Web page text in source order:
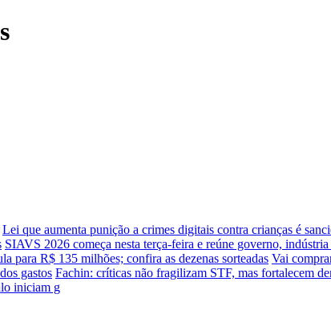
Lei que aumenta punição a crimes digitais contra crianças é
SIAVS 2026 começa nesta terça-feira e reúne governo,
para R$ 135 milhões; confira as dezenas sorteadas Vai
gastos Fachin: críticas não fragilizam STF, mas fortalecem
iniciam g